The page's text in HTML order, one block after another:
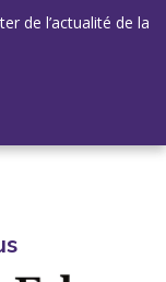
de l’actualité de la